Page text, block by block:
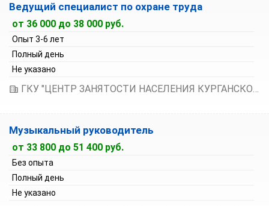
Ведущий специалист по охране труда
от 36 000 до 38 000 руб.
Опыт 3-6 лет
Полный день
Не указано
ГКУ "ЦЕНТР ЗАНЯТОСТИ НАСЕЛЕНИЯ КУРГАНСКОЙ ОБЛАСТИ"
Музыкальный руководитель
от 33 800 до 51 400 руб.
Без опыта
Полный день
Не указано